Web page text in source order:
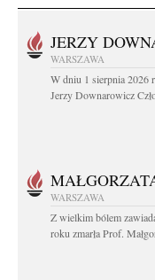
JERZY
WARSZAWA
W dniu 1 sierpnia 2026
Jerzy Downarowicz
WARSZAWA
Z wielkim bólem
roku zmarła Prof.